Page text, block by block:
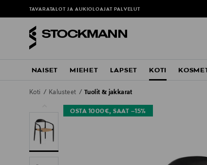
TAVARATALOT JA AUKIOLOAJAT PALVELUT
NAISET MIEHET LAPSET KOTI
Koti Kalusteet Tuolit & jakkarat
OSTA 1000€, SAAT –15%